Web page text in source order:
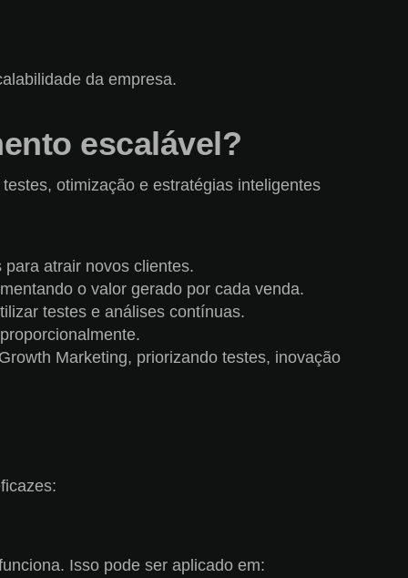
da empresa.
escalável?
otimização e estratégias inteligentes
atrair novos clientes.
o valor gerado por cada venda.
testes e análises contínuas.
Marketing, priorizando testes, inovação
Isso pode ser aplicado em: